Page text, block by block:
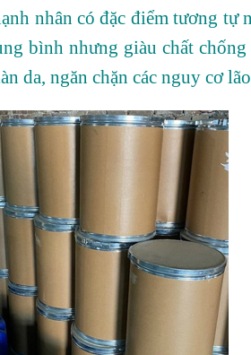
nhân có đặc điểm tương tự
bình nhưng giàu chất
da, ngăn chặn các nguy cơ